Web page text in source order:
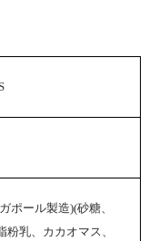
ポール製造)(砂糖、
粉乳、カカオマス、